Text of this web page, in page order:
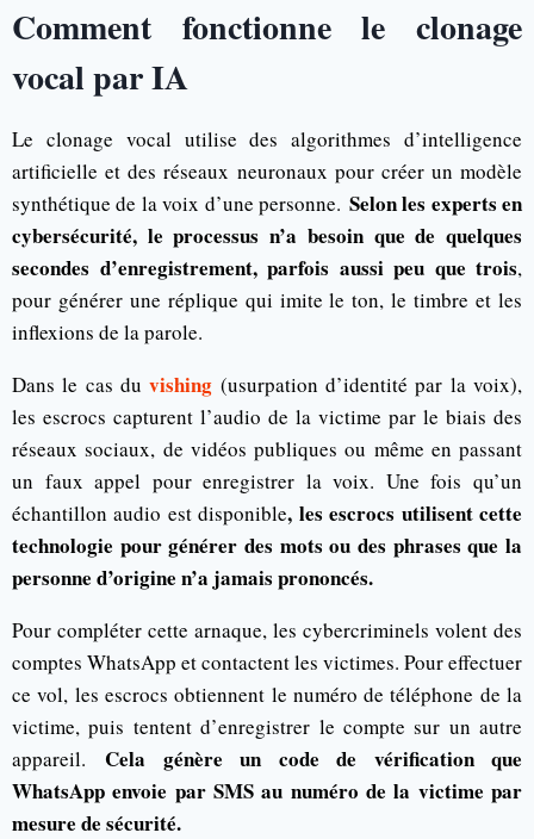
Comment fonctionne le clonage
vocal par IA
Le clonage vocal utilise des algorithmes d’intelligence
artificielle et des réseaux neuronaux pour créer un modèle
synthétique de la voix d’une personne. Selon les experts en
cybersécurité, le processus n’a besoin que de quelques
secondes d’enregistrement, parfois aussi peu que trois,
pour générer une réplique qui imite le ton, le timbre et les
inflexions de la parole.
Dans le cas duvishing (usurpation d’identité par la voix),
les escrocs capturent l’audio de la victime par le biais des
réseaux sociaux, de vidéos publiques ou même en passant
un faux appel pour enregistrer la voix. Une fois qu’un
échantillon audio est disponible, les escrocs utilisent cette
technologie pour générer des mots ou des phrases que la
personne d’origine n’a jamais prononcés.
Pour compléter cette arnaque, les cybercriminels volent des
comptes WhatsApp et contactent les victimes. Pour effectuer
ce vol, les escrocs obtiennent le numéro de téléphone de la
victime, puis tentent d’enregistrer le compte sur un autre
appareil.Cela génère un code de vérification que
WhatsApp envoie par SMS au numéro de la victime par
mesure de sécurité.